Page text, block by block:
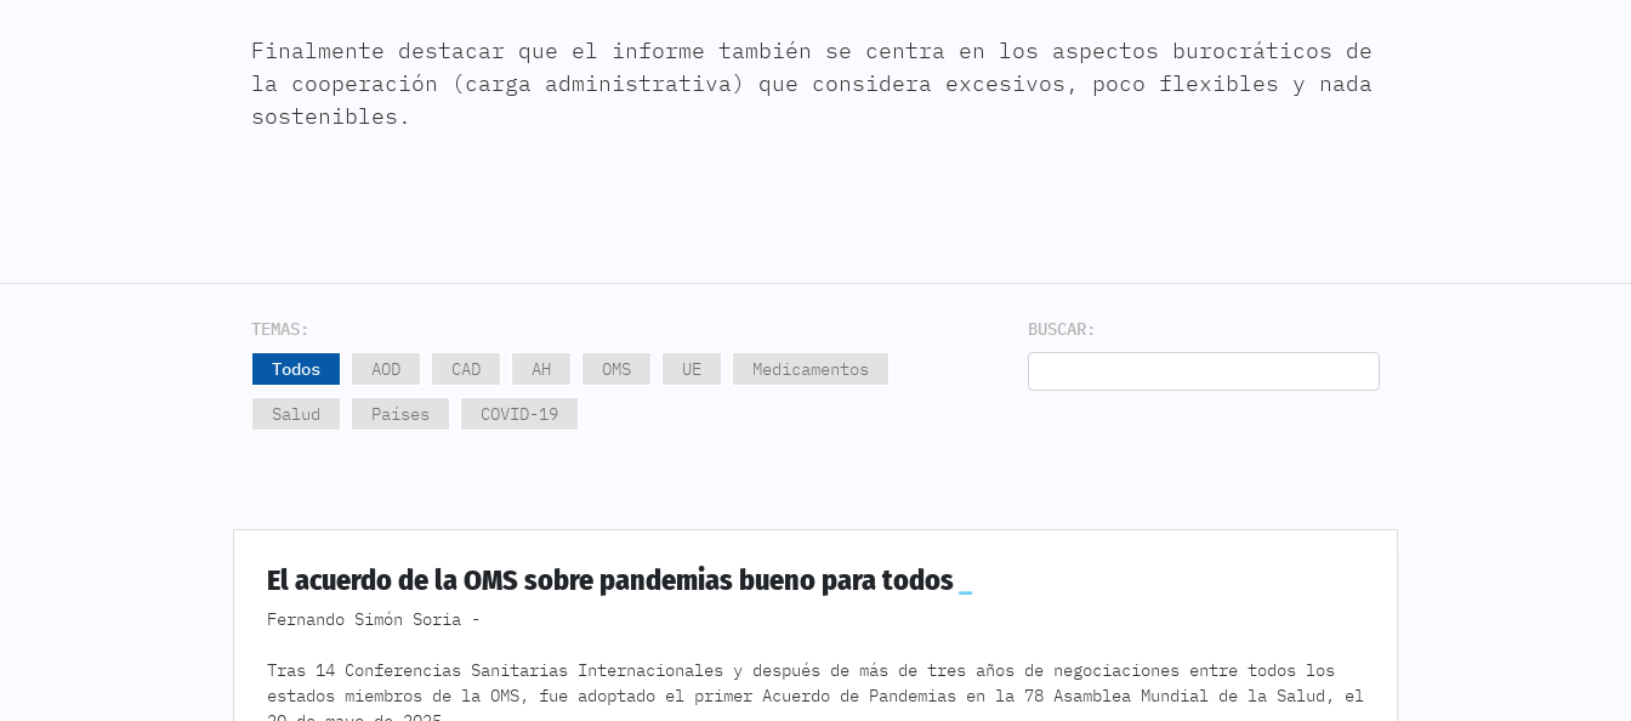
Finalmente destacar que el informe también se centra en los aspectos burocráticos de
la cooperación (carga administrativa) que considera excesivos, poco flexibles y nada
sostenibles.
TEMAS:
Todos
AOD CAD AH OMS UE Medicamentos
Salud Países COVID-19
BUSCAR:
El acuerdo de la OMS sobre pandemias bueno para todos
Fernando Simón Soria -
Tras 14 Conferencias Sanitarias Internacionales y después de más de tres años de negociaciones entre todos los
estados miembros de la OMS, fue adoptado el primer Acuerdo de Pandemias en la 78 Asamblea Mundial de la Salud, el